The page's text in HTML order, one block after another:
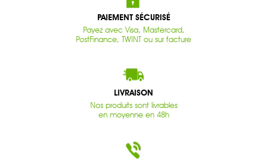
PAIEMENT SÉCURISÉ
Payez avec Visa, Mastercard,
PostFinance, TWINT ou sur facture
LIVRAISON
Nos produits sont livrables
en moyenne en 48h